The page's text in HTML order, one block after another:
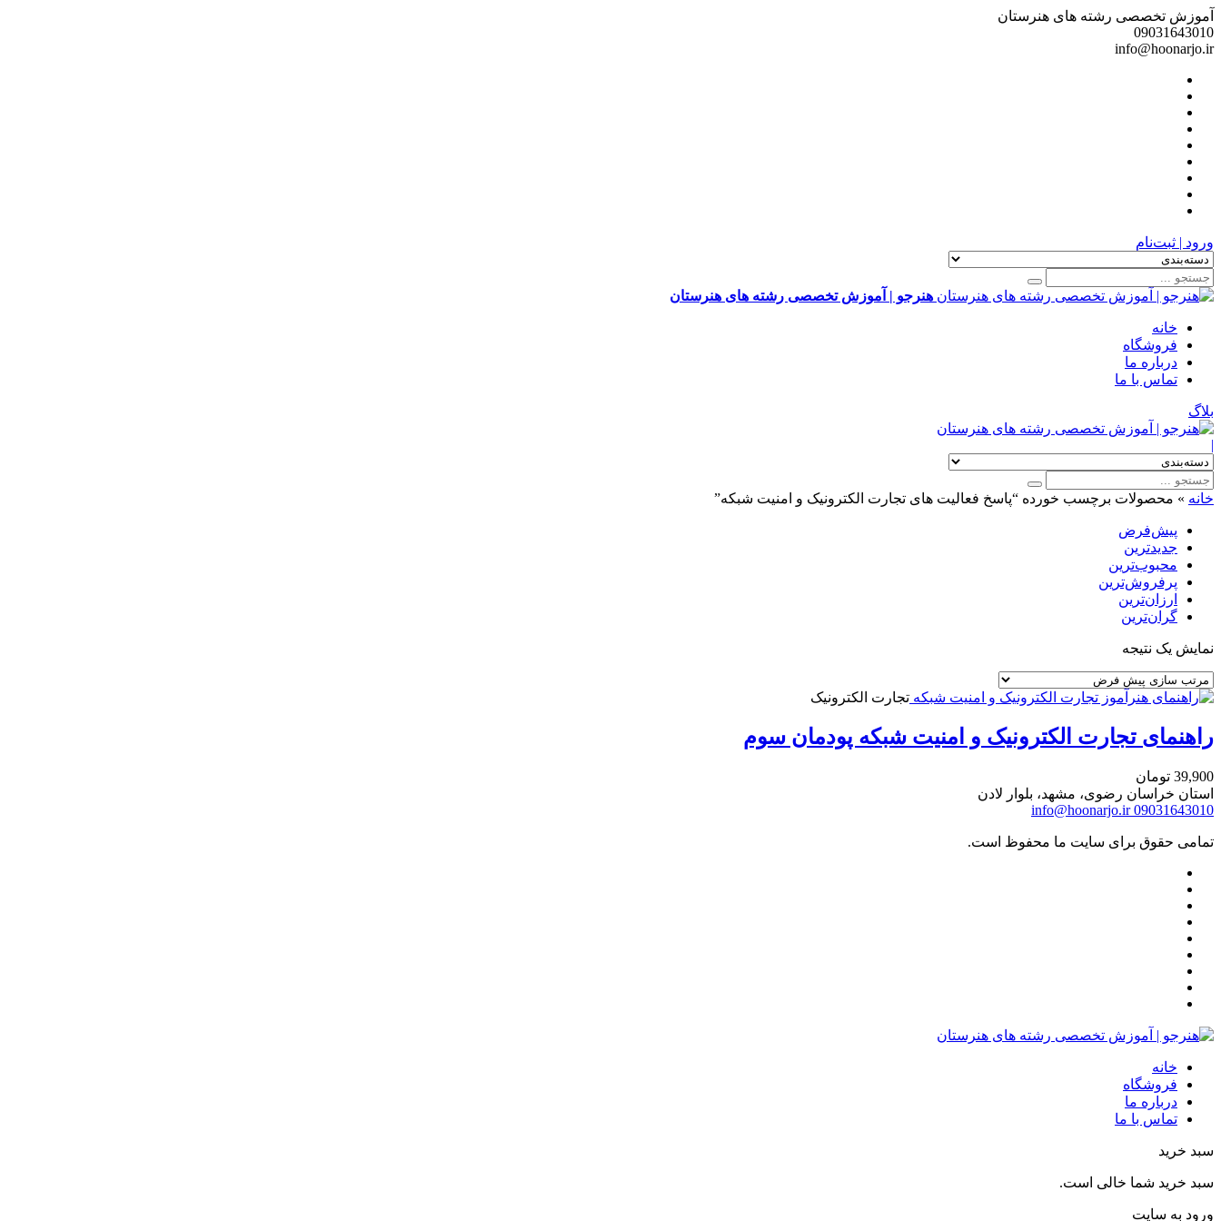
آموزش تخصصی رشته های هنرستان
09031643010
info@hoonarjo.ir
ورود | ثبت‌نام
هنرجو | آموزش تخصصی رشته های هنرستان
خانه
فروشگاه
درباره ما
تماس با ما
بلاگ
|
خانه » محصولات برچسب خورده “پاسخ فعالیت های تجارت الکترونیک و امنیت شبکه”
پیش‌فرض
جدیدترین
محبوب‌ترین
پرفروش‌ترین
ارزان‌ترین
گران‌ترین
نمایش یک نتیجه
تجارت الکترونیک
راهنمای تجارت الکترونیک و امنیت شبکه پودمان سوم
39,900 تومان
استان خراسان رضوی، مشهد، بلوار لادن
09031643010
info@hoonarjo.ir
تمامی حقوق برای سایت ما محفوظ است.
خانه
فروشگاه
درباره ما
تماس با ما
سبد خرید
سبد خرید شما خالی است.
ورود به سایت